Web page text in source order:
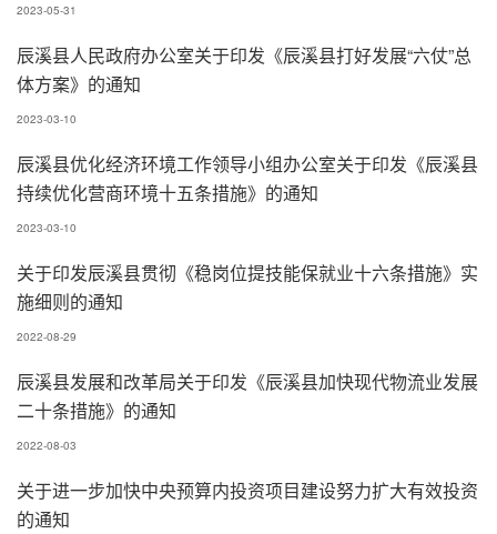
2023-05-31
辰溪县人民政府办公室关于印发《辰溪县打好发展“六仗”总
体方案》的通知
2023-03-10
辰溪县优化经济环境工作领导小组办公室关于印发《辰溪县
持续优化营商环境十五条措施》的通知
2023-03-10
关于印发辰溪县贯彻《稳岗位提技能保就业十六条措施》实
施细则的通知
2022-08-29
辰溪县发展和改革局关于印发《辰溪县加快现代物流业发展
二十条措施》的通知
2022-08-03
关于进一步加快中央预算内投资项目建设努力扩大有效投资
的通知